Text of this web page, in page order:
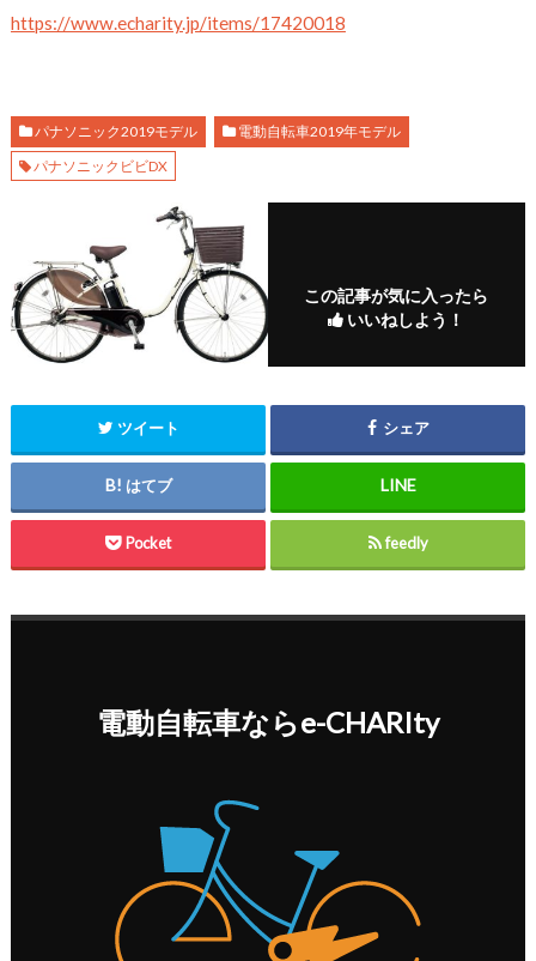
https://www.echarity.jp/items/17420018
パナソニック2019モデル
電動自転車2019年モデル
パナソニックビビDX
この記事が気に入ったら
いいねしよう！
ツイート シェア
はてブ
Pocket feedly
電動自転車ならe-CHARIty